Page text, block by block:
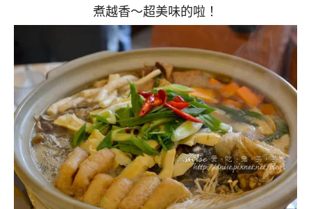
煮越香～超美味的啦！